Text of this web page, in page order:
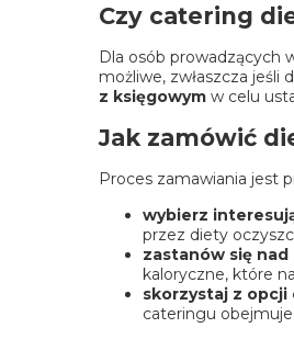
Czy catering
Dla osób prowadzących
możliwe, zwłaszcza
z księgowym w celu
Jak zamówić
Proces zamawiania jest
wybierz
przez diety
zastanów się
kaloryczne, które
skorzystaj z
cateringu